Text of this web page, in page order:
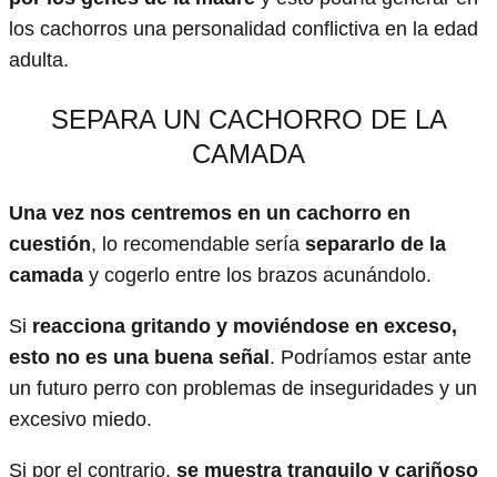
los cachorros una personalidad conflictiva en la edad
adulta.
SEPARA UN CACHORRO DE LA
CAMADA
Una vez nos centremos en un cachorro en
cuestión, lo recomendable sería separarlo de la
camada y cogerlo entre los brazos acunándolo.
Si reacciona gritando y moviéndose en exceso,
esto no es una buena señal. Podríamos estar ante
un futuro perro con problemas de inseguridades y un
excesivo miedo.
Si por el contrario, se muestra tranquilo y cariñoso